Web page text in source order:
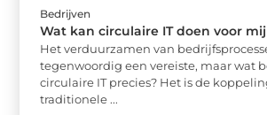
Bedrijven
Wat kan circulaire IT doen voor
Het verduurzamen van
tegenwoordig een vereiste, maar wat
circulaire IT precies? Het is de
traditionele ...